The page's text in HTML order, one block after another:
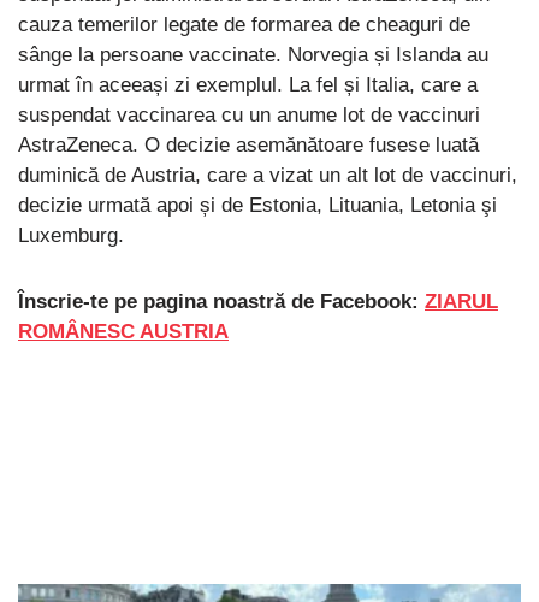
cauza temerilor legate de formarea de cheaguri de
sânge la persoane vaccinate. Norvegia și Islanda au
urmat în aceeași zi exemplul. La fel și Italia, care a
suspendat vaccinarea cu un anume lot de vaccinuri
AstraZeneca. O decizie asemănătoare fusese luată
duminică de Austria, care a vizat un alt lot de vaccinuri,
decizie urmată apoi și de Estonia, Lituania, Letonia şi
Luxemburg.
Înscrie-te pe pagina noastră de Facebook: ZIARUL
ROMÂNESC AUSTRIA